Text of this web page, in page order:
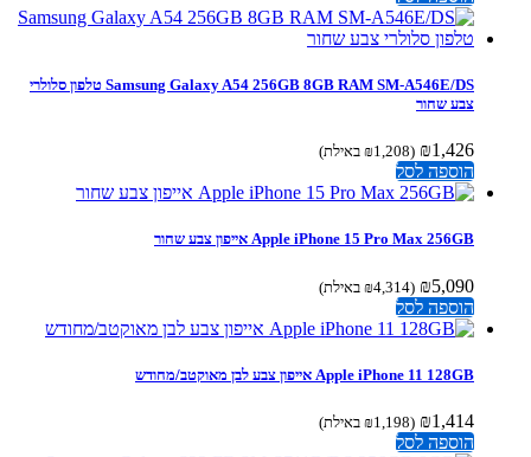
Samsung Galaxy A54 256GB 8GB RAM SM-A546E/DS טלפון סלולרי
צבע שחור
₪1,426
(
₪1,208 באילת)
הוספה לסל
Apple iPhone 15 Pro Max 256GB אייפון צבע שחור
₪5,090
(
₪4,314 באילת)
הוספה לסל
Apple iPhone 11 128GB אייפון צבע לבן מאוקטב/מחודש
₪1,414
(
₪1,198 באילת)
הוספה לסל